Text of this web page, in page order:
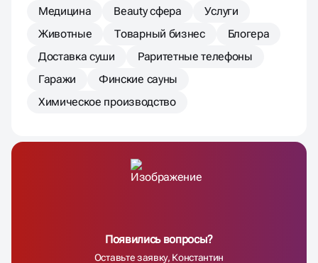
Медицина
Beauty сфера
Услуги
Животные
Товарный бизнес
Блогера
Доставка суши
Раритетные телефоны
Гаражи
Финские сауны
Химическое производство
Появились вопросы?
Оставьте заявку, Константин